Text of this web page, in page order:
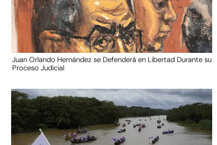
Juan Orlando Hernández se Defenderá en Libertad Durante su
Proceso Judicial